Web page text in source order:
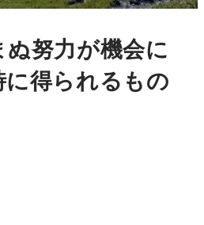
努力が機会に
得られるもの